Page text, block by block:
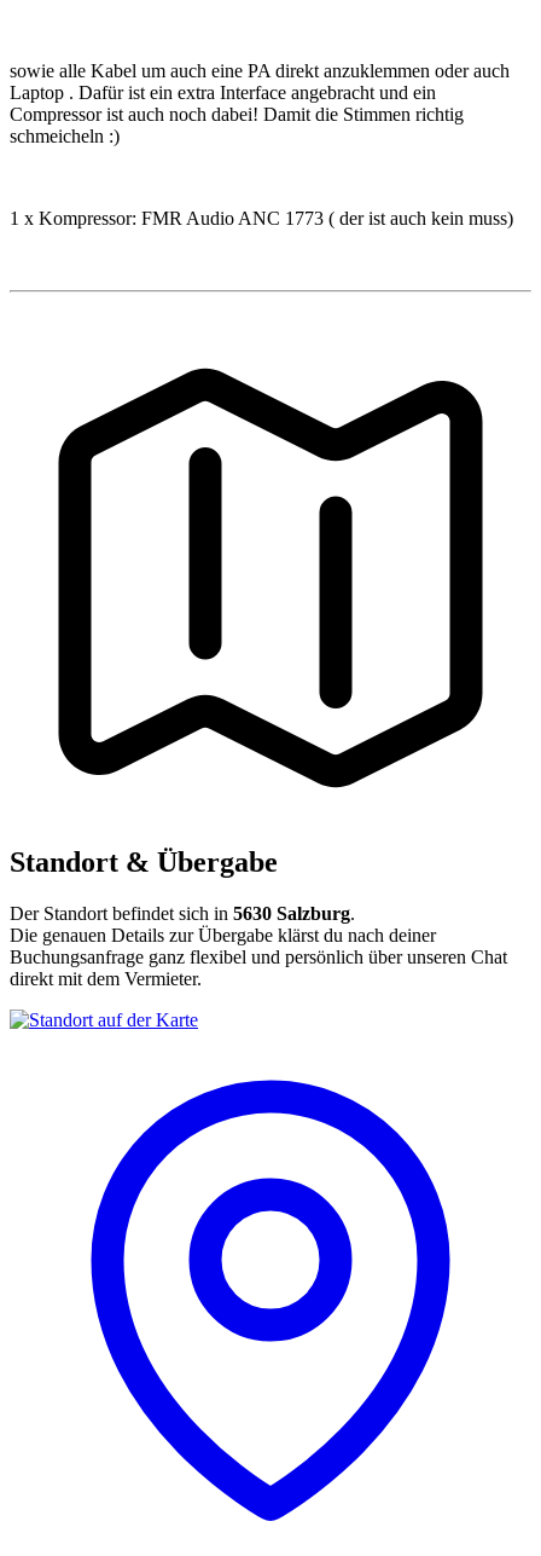
sowie alle Kabel um auch eine PA direkt anzuklemmen oder auch
Laptop . Dafür ist ein extra Interface angebracht und ein
Compressor ist auch noch dabei! Damit die Stimmen richtig
schmeicheln :)
1 x Kompressor: FMR Audio ANC 1773 ( der ist auch kein muss)
Standort & Übergabe
Der Standort befindet sich in 5630 Salzburg.
Die genauen Details zur Übergabe klärst du nach deiner
Buchungsanfrage ganz flexibel und persönlich über unseren Chat
direkt mit dem Vermieter.